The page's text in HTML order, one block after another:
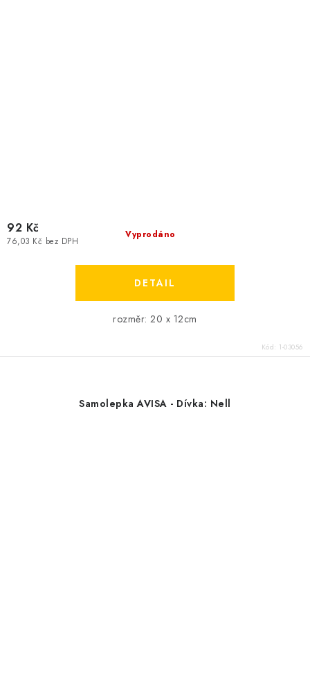
Vyprodáno
76,03 Kč bez DPH
92 Kč
rozměr: 20 x 12cm
Kód: 1-03056
Samolepka AVISA - Dívka: Nell